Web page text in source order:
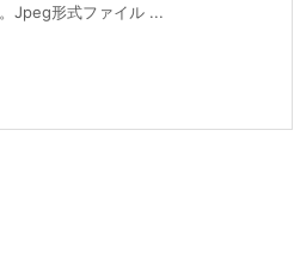
Jpeg形式ファイル ...